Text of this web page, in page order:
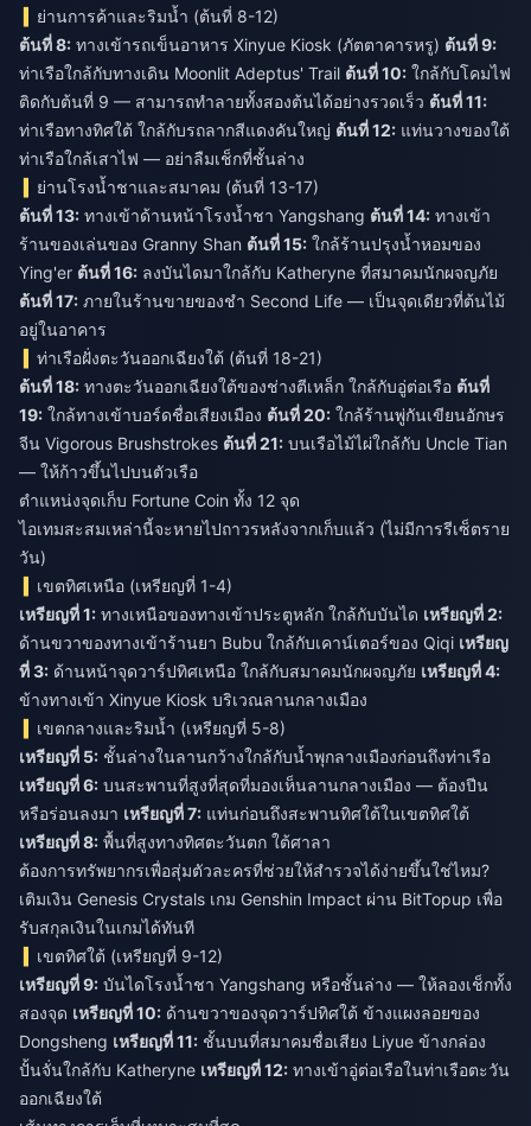
ย่านการค้าและริมน้ำ (ต้นที่ 8-12)
ต้นที่ 8: ทางเข้ารถเข็นอาหาร Xinyue Kiosk (ภัตตาคารหรู) ต้นที่ 9:
ท่าเรือใกล้กับทางเดิน Moonlit Adeptus' Trail ต้นที่ 10: ใกล้กับโคมไฟ
ติดกับต้นที่ 9 — สามารถทำลายทั้งสองต้นได้อย่างรวดเร็ว ต้นที่ 11:
ท่าเรือทางทิศใต้ ใกล้กับรถลากสีแดงคันใหญ่ ต้นที่ 12: แท่นวางของใต้
ท่าเรือใกล้เสาไฟ — อย่าลืมเช็กที่ชั้นล่าง
ย่านโรงน้ำชาและสมาคม (ต้นที่ 13-17)
ต้นที่ 13: ทางเข้าด้านหน้าโรงน้ำชา Yangshang ต้นที่ 14: ทางเข้า
ร้านของเล่นของ Granny Shan ต้นที่ 15: ใกล้ร้านปรุงน้ำหอมของ
Ying'er ต้นที่ 16: ลงบันไดมาใกล้กับ Katheryne ที่สมาคมนักผจญภัย
ต้นที่ 17: ภายในร้านขายของชำ Second Life — เป็นจุดเดียวที่ต้นไม้
อยู่ในอาคาร
ท่าเรือฝั่งตะวันออกเฉียงใต้ (ต้นที่ 18-21)
ต้นที่ 18: ทางตะวันออกเฉียงใต้ของช่างตีเหล็ก ใกล้กับอู่ต่อเรือ ต้นที่
19: ใกล้ทางเข้าบอร์ดชื่อเสียงเมือง ต้นที่ 20: ใกล้ร้านพู่กันเขียนอักษร
จีน Vigorous Brushstrokes ต้นที่ 21: บนเรือไม้ไผ่ใกล้กับ Uncle Tian
— ให้ก้าวขึ้นไปบนตัวเรือ
ตำแหน่งจุดเก็บ Fortune Coin ทั้ง 12 จุด
ไอเทมสะสมเหล่านี้จะหายไปถาวรหลังจากเก็บแล้ว (ไม่มีการรีเซ็ตราย
วัน)
เขตทิศเหนือ (เหรียญที่ 1-4)
เหรียญที่ 1: ทางเหนือของทางเข้าประตูหลัก ใกล้กับบันได เหรียญที่ 2:
ด้านขวาของทางเข้าร้านยา Bubu ใกล้กับเคาน์เตอร์ของ Qiqi เหรียญ
ที่ 3: ด้านหน้าจุดวาร์ปทิศเหนือ ใกล้กับสมาคมนักผจญภัย เหรียญที่ 4:
ข้างทางเข้า Xinyue Kiosk บริเวณลานกลางเมือง
เขตกลางและริมน้ำ (เหรียญที่ 5-8)
เหรียญที่ 5: ชั้นล่างในลานกว้างใกล้กับน้ำพุกลางเมืองก่อนถึงท่าเรือ
เหรียญที่ 6: บนสะพานที่สูงที่สุดที่มองเห็นลานกลางเมือง — ต้องปีน
หรือร่อนลงมา เหรียญที่ 7: แท่นก่อนถึงสะพานทิศใต้ในเขตทิศใต้
เหรียญที่ 8: พื้นที่สูงทางทิศตะวันตก ใต้ศาลา
ต้องการทรัพยากรเพื่อสุ่มตัวละครที่ช่วยให้สำรวจได้ง่ายขึ้นใช่ไหม?
เติมเงิน Genesis Crystals เกม Genshin Impact ผ่าน BitTopup เพื่อ
รับสกุลเงินในเกมได้ทันที
เขตทิศใต้ (เหรียญที่ 9-12)
เหรียญที่ 9: บันไดโรงน้ำชา Yangshang หรือชั้นล่าง — ให้ลองเช็กทั้ง
สองจุด เหรียญที่ 10: ด้านขวาของจุดวาร์ปทิศใต้ ข้างแผงลอยของ
Dongsheng เหรียญที่ 11: ชั้นบนที่สมาคมชื่อเสียง Liyue ข้างกล่อง
ปั้นจั่นใกล้กับ Katheryne เหรียญที่ 12: ทางเข้าอู่ต่อเรือในท่าเรือตะวัน
ออกเฉียงใต้